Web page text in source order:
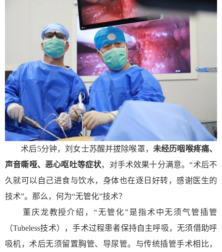
术后5分钟，刘女士苏醒并拔除喉罩， 未经历咽喉疼痛、
声音嘶哑、恶心呕吐等症状，对手术效果十分满意。“术后不
久就可以自己进食与饮水，身体也在逐日好转，感谢医生的
技术”。那么，何为“无管化”技术？
董庆龙教授介绍，“无管化”是指术中无须气管插管
（Tubeless技术），手术过程患者保持自主呼吸，无须借助呼
吸机，术后无须留置胸管、导尿管。与传统插管手术相比，